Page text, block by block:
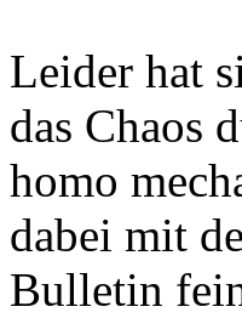
Leider hat
das Chaos
homo
dabei mit
Bulletin